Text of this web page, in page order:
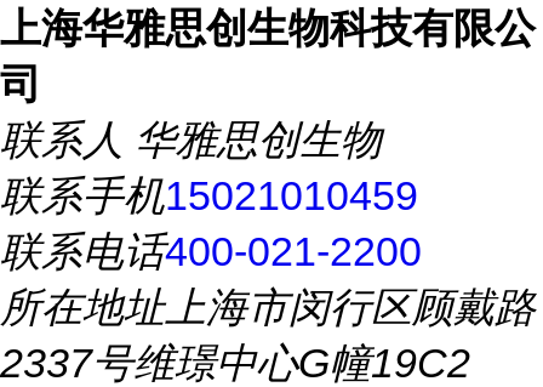
上海华雅思创生物科技有限公
司
联系人 华雅思创生物
联系手机15021010459
联系电话400-021-2200
所在地址上海市闵行区顾戴路
2337号维璟中心G幢19C2